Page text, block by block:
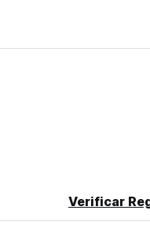
mas precisam sair do
um e-mail com
do aeroporto para
deixe a chave e a
Verificar